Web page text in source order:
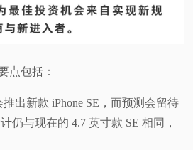
点包括：
出新款 iPhone SE，而预测会留待
仍与现在的 4.7 英寸款 SE 相同，